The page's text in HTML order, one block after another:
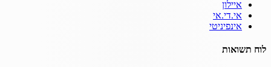
איילון
אי.די.אי
אינפיניטי
לוח תשואות